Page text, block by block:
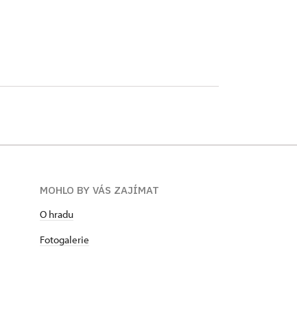
MOHLO BY VÁS ZAJÍMAT
O hradu
Fotogalerie